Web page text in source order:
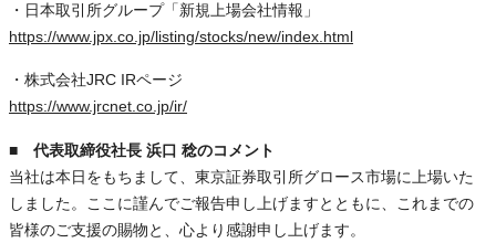
・日本取引所グループ「新規上場会社情報」
https://www.jpx.co.jp/listing/stocks/new/index.html
・株式会社JRC IRページ
https://www.jrcnet.co.jp/ir/
■ 代表取締役社長 浜口 稔のコメント
当社は本日をもちまして、東京証券取引所グロース市場に上場いた
しました。ここに謹んでご報告申し上げますとともに、これまでの
皆様のご支援の賜物と、心より感謝申し上げます。